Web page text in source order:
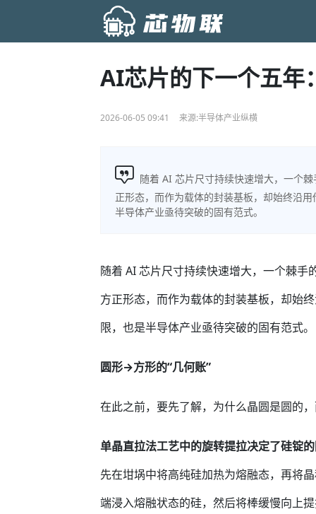
AI芯片的下一个五年
2026-06-05 09:41 来源:半导体产业纵横
随着 AI 芯片尺寸持续快速增大，一个
正形态，而作为载体的封装基板，却始终沿
半导体产业亟待突破的固有范式。
随着 AI 芯片尺寸持续快速增大，一个棘
方正形态，而作为载体的封装基板，却始
限，也是半导体产业亟待突破的固有范式。
圆形→方形的“几何账”
在此之前，要先了解，为什么晶圆是圆的
单晶直拉法工艺中的旋转提拉决定了硅锭
先在坩埚中将高纯硅加热为熔融态，再将
端浸入熔融状态的硅，然后将棒缓慢向上